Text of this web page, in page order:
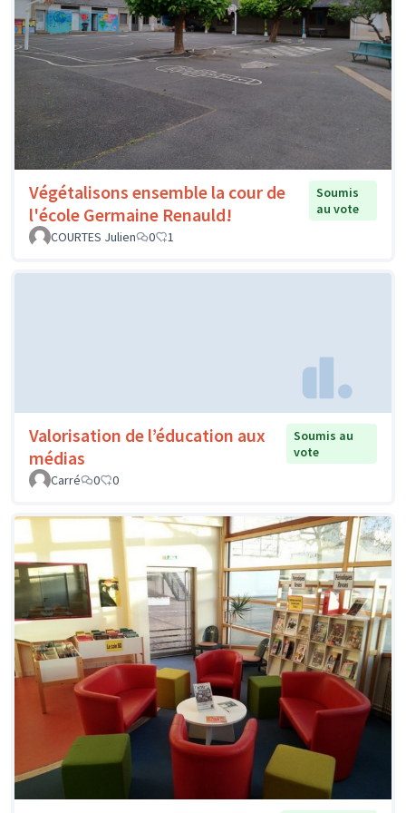
Végétalisons ensemble la cour de
l'école Germaine Renauld!
Soumis
au vote
COURTES Julien
0 1
Valorisation de l’éducation aux
médias
Soumis au
vote
Carré
0 0